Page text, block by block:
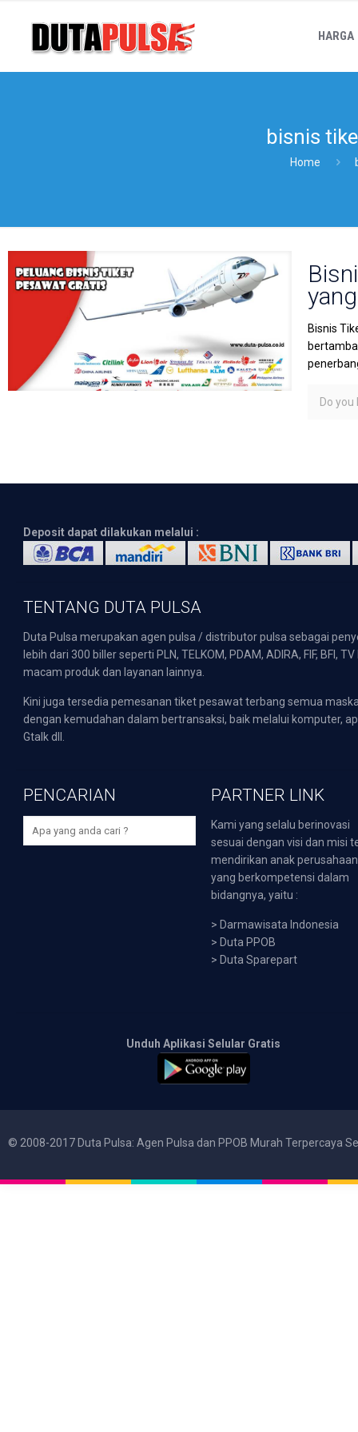
HARGA
bisnis
Home
Bisnis
Do you
Deposit dapat dilakukan melalui :
TENTANG DUTA PULSA
Duta Pulsa merupakan agen pulsa / distributor pulsa sebagai
lebih dari 300 biller seperti PLN, TELKOM, PDAM, ADIRA, FIF,
macam produk dan layanan lainnya.
Kini juga tersedia pemesanan tiket pesawat terbang semua
dengan kemudahan dalam bertransaksi, baik melalui komputer,
Gtalk dll.
PENCARIAN PARTNER LINK
Kami yang selalu berinovasi
sesuai dengan visi dan misi
mendirikan anak perusahaan
yang berkompetensi dalam
bidangnya, yaitu :
> Darmawisata Indonesia
> Duta PPOB
> Duta Sparepart
Unduh Aplikasi Selular Gratis
© 2008-2017 Duta Pulsa: Agen Pulsa dan PPOB Murah Terpercaya